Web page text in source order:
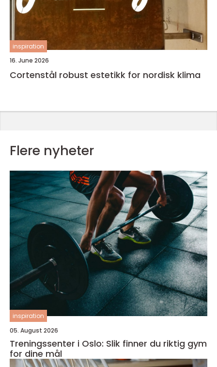
inspiration
16. June 2026
Cortenstål robust estetikk for nordisk klima
Flere nyheter
inspiration
05. August 2026
Treningssenter i Oslo: Slik finner du riktig gym
for dine mål